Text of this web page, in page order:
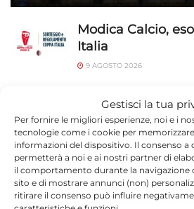
Gestisci la tua
Per fornire le migliori esperienze, noi e i
tecnologie come i cookie per
informazioni del dispositivo. Il consenso a
permetterà a noi e ai nostri partner di
il comportamento durante la navigazione
sito e di mostrare annunci (non)
ritirare il consenso può influire
Modica Calcio,
Italia
9 AGOSTO 2026
cammino Scicli-
Municipio
9 AGOSTO 2026
Modica, 56 anni
Quinta C torna